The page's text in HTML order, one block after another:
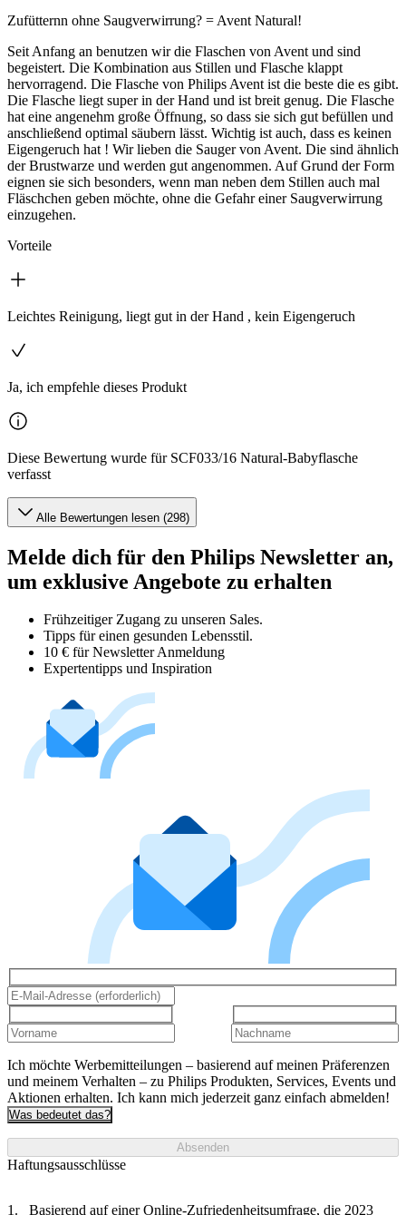
Zufütternn ohne Saugverwirrung? = Avent Natural!
Seit Anfang an benutzen wir die Flaschen von Avent und sind
begeistert. Die Kombination aus Stillen und Flasche klappt
hervorragend. Die Flasche von Philips Avent ist die beste die es gibt.
Die Flasche liegt super in der Hand und ist breit genug. Die Flasche
hat eine angenehm große Öffnung, so dass sie sich gut befüllen und
anschließend optimal säubern lässt. Wichtig ist auch, dass es keinen
Eigengeruch hat ! Wir lieben die Sauger von Avent. Die sind ähnlich
der Brustwarze und werden gut angenommen. Auf Grund der Form
eignen sie sich besonders, wenn man neben dem Stillen auch mal
Fläschchen geben möchte, ohne die Gefahr einer Saugverwirrung
einzugehen.
Vorteile
Leichtes Reinigung, liegt gut in der Hand , kein Eigengeruch
Ja, ich empfehle dieses Produkt
Diese Bewertung wurde für SCF033/16 Natural-Babyflasche
verfasst
Alle Bewertungen lesen (298)
Melde dich für den Philips Newsletter an,
um exklusive Angebote zu erhalten
Frühzeitiger Zugang zu unseren Sales.
Tipps für einen gesunden Lebensstil.
10 € für Newsletter Anmeldung
Expertentipps und Inspiration
Ich möchte Werbemitteilungen – basierend auf meinen Präferenzen
und meinem Verhalten – zu Philips Produkten, Services, Events und
Aktionen erhalten. Ich kann mich jederzeit ganz einfach abmelden!
Was bedeutet das?
Absenden
Haftungsausschlüsse
Basierend auf einer Online-Zufriedenheitsumfrage, die 2023